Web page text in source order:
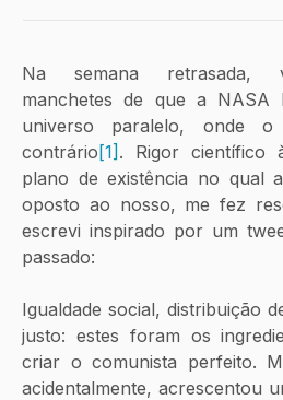
Na semana retrasada,
manchetes de que a NASA
universo paralelo, onde
contrário[1] . Rigor científico
plano de existência no qual
oposto ao nosso, me fez
escrevi inspirado por um
passado:
Igualdade social, distribuição
justo: estes foram os
criar o comunista perfeito.
acidentalmente, acrescentou